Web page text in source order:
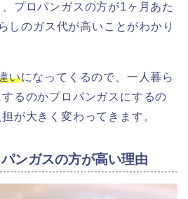
、プロパンガスの方が1ヶ月あた
しのガス代が高いことがわかり
いになってくるので、一人暮ら
るのかプロパンガスにするの
が大きく変わってきます。
ンガスの方が高い理由